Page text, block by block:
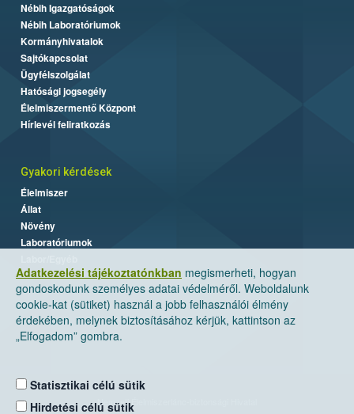
Adatkezelési tájékoztatónkban megismerheti, hogyan
gondoskodunk személyes adatai védelméről. Weboldalunk
cookie-kat (sütiket) használ a jobb felhasználói élmény
érdekében, melynek biztosításához kérjük, kattintson az
„Elfogadom” gombra.
Statisztikai célú sütik
Hirdetési célú sütik
Nébih Igazgatóságok
Nébih Laboratóriumok
Kormányhivatalok
Sajtókapcsolat
Ügyfélszolgálat
Hatósági jogsegély
Élelmiszermentő Központ
Hírlevél feliratkozás
Gyakori kérdések
Élelmiszer
Állat
Növény
Laboratóriumok
Nemzeti Élelmiszerlánc-biztonsági Hivatal